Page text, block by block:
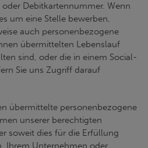
Debitkartennummer. Wenn
um eine Stelle bewerben,
auch personenbezogene
übermittelten Lebenslauf
sind, oder die in einem Social-
Sie uns Zugriff darauf
übermittelte personenbezogene
unserer berechtigten
soweit dies für die Erfüllung
Ihrem Unternehmen oder